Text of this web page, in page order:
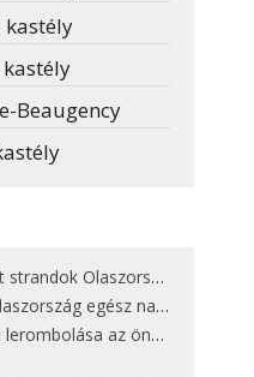
kastély
Beaugency
- megmutatjuk a 15 legjobbat
egész nap nyaral
önkényuralom végét jelentette